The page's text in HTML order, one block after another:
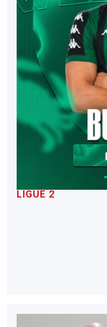
LIGUE 2